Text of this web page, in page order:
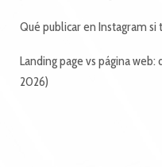
Qué publicar en Instagram si
Landing page vs página web:
2026)